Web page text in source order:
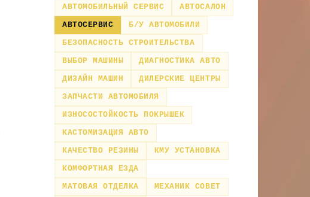
АВТОМОБИЛЬНЫЙ СЕРВИС
АВТОСАЛОН
АВТОСЕРВИС
Б/У АВТОМОБИЛИ
БЕЗОПАСНОСТЬ СТРОИТЕЛЬСТВА
ВЫБОР МАШИНЫ
ДИАГНОСТИКА АВТО
ДИЗАЙН МАШИН
ДИЛЕРСКИЕ ЦЕНТРЫ
ЗАПЧАСТИ АВТОМОБИЛЯ
ИЗНОСОСТОЙКОСТЬ ПОКРЫШЕК
КАСТОМИЗАЦИЯ АВТО
КАЧЕСТВО РЕЗИНЫ
КМУ УСТАНОВКА
КОМФОРТНАЯ ЕЗДА
МАТОВАЯ ОТДЕЛКА
МЕХАНИК СОВЕТ